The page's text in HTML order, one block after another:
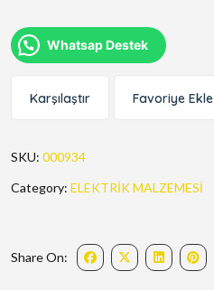
Whatsap Destek
Karşılaştır Favoriye Ekle
SKU: 000934
Category: ELEKTRİK MALZEMESİ
Share On: